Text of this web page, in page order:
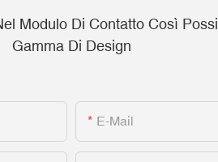
Modulo Di Contatto Così
Gamma Di Design
E-Mail